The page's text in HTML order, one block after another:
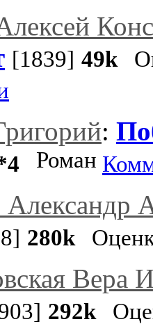
[1839] 49k
:
Роман
Александр
280k
Вера
292k